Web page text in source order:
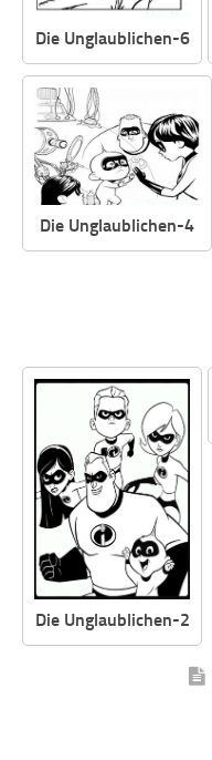
Die Unglaublichen-6
Die Unglaublichen-4
Die Unglaublichen-2